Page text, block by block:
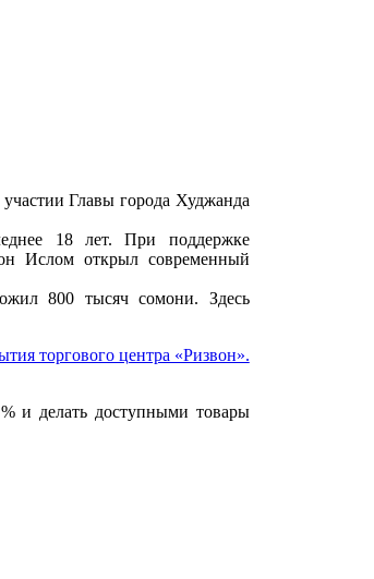
Главы города Худжанда
18 лет. При поддержке
Ислом открыл современный
800 тысяч сомони. Здесь
и делать доступными товары